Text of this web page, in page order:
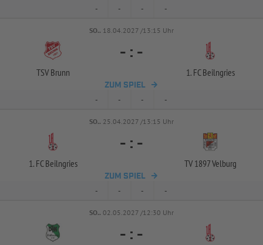
- - - -
SO.. 18.04.2027 /13:15 Uhr
TSV Brunn
- : -
1. FC Beilngries
ZUM SPIEL
- - - -
SO.. 25.04.2027 /13:15 Uhr
1. FC Beilngries
- : -
TV 1897 Velburg
ZUM SPIEL
- - - -
SO.. 02.05.2027 /12:30 Uhr
- : -